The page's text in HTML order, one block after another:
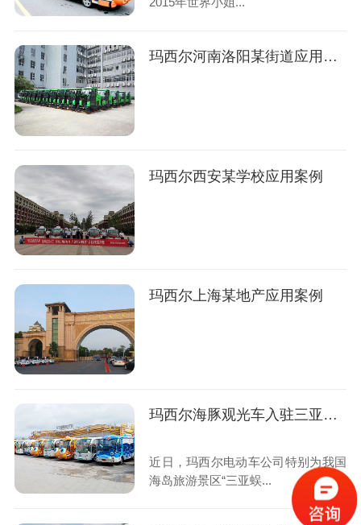
玛西尔河南洛阳某街道应用案例
玛西尔西安某学校应用案例
玛西尔上海某地产应用案例
玛西尔海豚观光车入驻三亚蜈支洲岛案例
近日，玛西尔电动车公司特别为我国
海岛旅游景区“三亚蜈...